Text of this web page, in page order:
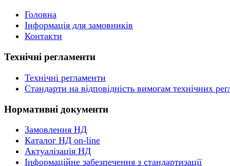
Головна
Інформація для замовників
Контакти
Технічні регламенти
Технічні регламенти
Стандарти на відповідність вимогам технічних
Нормативні документи
Замовлення НД
Каталог НД on-line
Актуалізація НД
Інформаційне забезпечення з стандартизації